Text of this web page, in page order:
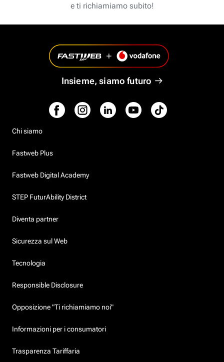
e ti richiamiamo subito!
Insieme, siamo futuro
Chi siamo
Fastweb Plus
Fastweb Digital Academy
STEP FuturAbility District
Diventa partner
Sicurezza sul Web
Tecnologia
Responsible Disclosure
Opposizione "Ti richiamiamo noi"
Informazioni per i consumatori
Trasparenza Tariffaria